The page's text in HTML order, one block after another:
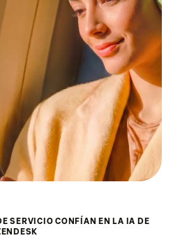
SERVICIO CONFÍAN EN LA IA DE